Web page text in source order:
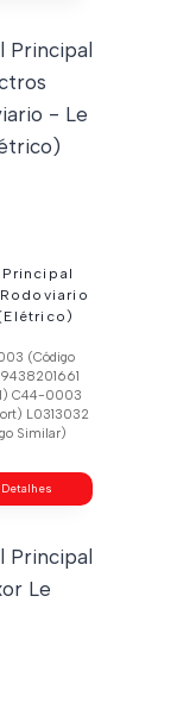
Principal
(Código
C44-0003
L0313032
Similar)